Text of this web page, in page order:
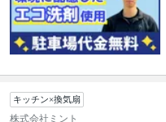
キッチン×換気扇
株式会社ミント